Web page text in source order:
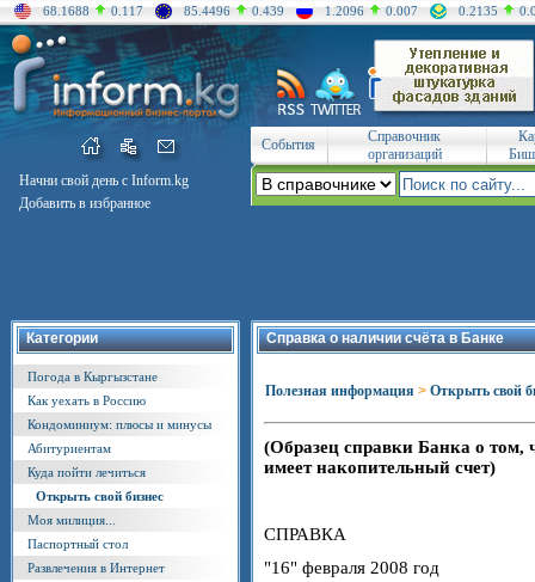
68.1688 0.117 85.4496 0.439 1.2096 0.007 0.2135
Начни свой день с Inform.kg
Добавить в избранное
События
Справочник
организаций
Категории
Погода в Кыргызстане
Как уехать в Россию
Кондоминиум: плюсы и минусы
Абитуриентам
Куда пойти лечиться
Открыть свой бизнес
Моя милиция...
Паспортный стол
Развлечения в Интернет
Справка о наличии счёта в Банке
Полезная информация > Открыть свой
(Образец справки Банка о том,
имеет накопительный счет)
СПРАВКА
"16" февраля 2008 год